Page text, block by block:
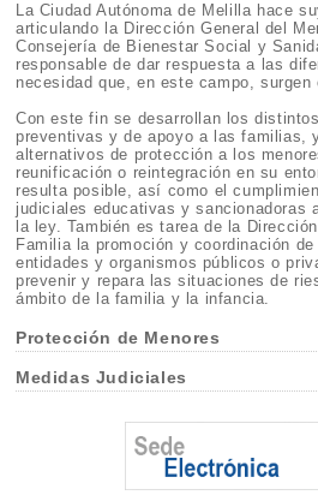
La Ciudad Autónoma de Melilla hace
articulando la Dirección General del
Consejería de Bienestar Social y
responsable de dar respuesta a las
necesidad que, en este campo,
Con este fin se desarrollan los
preventivas y de apoyo a las familias,
alternativos de protección a los
reunificación o reintegración en su
resulta posible, así como el
judiciales educativas y sancionadoras
la ley. También es tarea de la
Familia la promoción y coordinación
entidades y organismos públicos o
prevenir y repara las situaciones de
ámbito de la familia y la infancia.
Protección de Menores
Medidas Judiciales